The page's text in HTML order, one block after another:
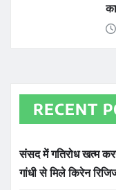
RECENT
संसद में गतिरोध खत्म
गांधी से मिले किरेन